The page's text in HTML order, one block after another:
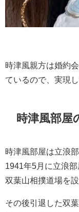
時津風親方は婚約
ているので、実現
時津風部屋
時津風部屋は立浪
1941年5月に立浪
双葉山相撲道場を
その後引退した双